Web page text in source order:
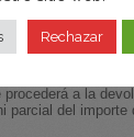
Rechazar